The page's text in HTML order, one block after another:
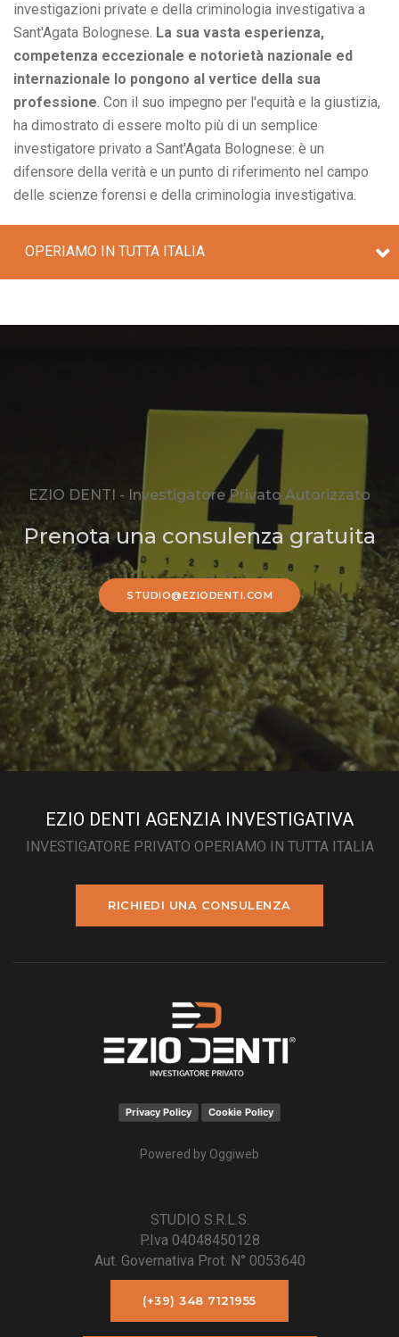
investigazioni private e della criminologia investigativa a
Sant'Agata Bolognese. La sua vasta esperienza,
competenza eccezionale e notorietà nazionale ed
internazionale lo pongono al vertice della sua
professione. Con il suo impegno per l'equità e la giustizia,
ha dimostrato di essere molto più di un semplice
investigatore privato a Sant'Agata Bolognese: è un
difensore della verità e un punto di riferimento nel campo
delle scienze forensi e della criminologia investigativa.
OPERIAMO IN TUTTA ITALIA
EZIO DENTI - Investigatore Privato Autorizzato
Prenota una consulenza gratuita
STUDIO@EZIODENTI.COM
EZIO DENTI AGENZIA INVESTIGATIVA
INVESTIGATORE PRIVATO OPERIAMO IN TUTTA ITALIA
RICHIEDI UNA CONSULENZA
Privacy Policy Cookie Policy
Powered by Oggiweb
STUDIO S.R.L.S.
P.Iva 04048450128
Aut. Governativa Prot. N° 0053640
(+39) 348 7121955